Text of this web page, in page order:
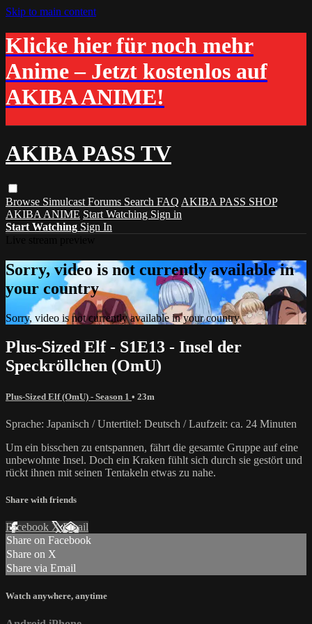
Skip to main content
Klicke hier für noch mehr
Anime – Jetzt kostenlos auf
AKIBA ANIME!
AKIBA PASS TV
Browse Simulcast Forums Search FAQ AKIBA PASS SHOP
AKIBA ANIME Start Watching Sign in
Start Watching Sign In
Sorry, video is not currently available in
your country
Sorry, video is not currently available in your country
Plus-Sized Elf - S1E13 - Insel der
Speckröllchen (OmU)
Plus-Sized Elf (OmU) - Season 1 • 23m
Sprache: Japanisch / Untertitel: Deutsch / Laufzeit: ca. 24 Minuten
Um ein bisschen zu entspannen, fährt die gesamte Gruppe auf eine
unbewohnte Insel. Doch ein Kraken fühlt sich durch sie gestört und
rückt ihnen mit seinen Tentakeln etwas zu nahe.
Share with friends
Facebook XEmail
Share on Facebook
Share on X
Share via Email
Watch anywhere, anytime